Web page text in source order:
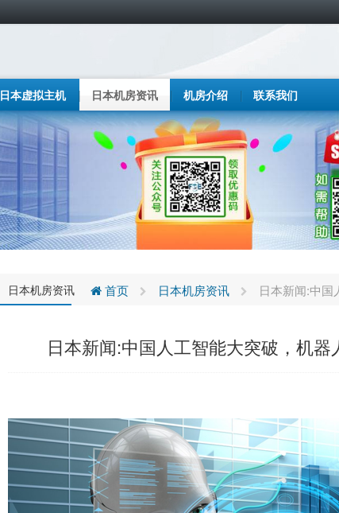
日本虚拟主机 日本机房资讯 机房介绍 联系我们
日本机房资讯 首页 日本机房资讯 日本新闻:中国
日本新闻:中国人工智能大突破，机